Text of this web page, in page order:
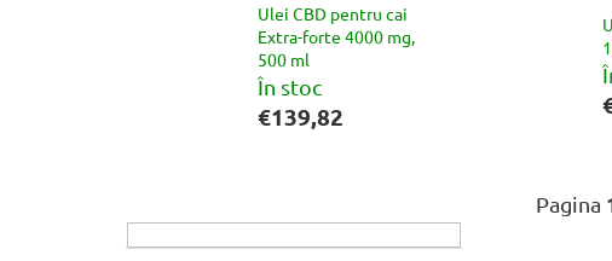
Ulei CBD pentru cai
Extra-forte 4000 mg,
500 ml
În stoc
€139,82
Pagina